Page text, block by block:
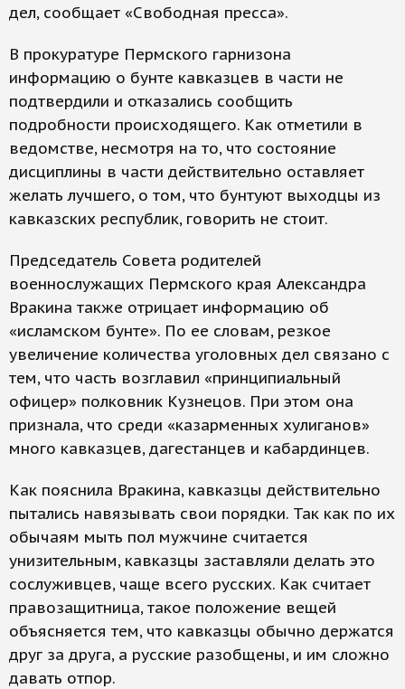
дел, сообщает «Свободная пресса».
В прокуратуре Пермского гарнизона
информацию о бунте кавказцев в части не
подтвердили и отказались сообщить
подробности происходящего. Как отметили в
ведомстве, несмотря на то, что состояние
дисциплины в части действительно оставляет
желать лучшего, о том, что бунтуют выходцы из
кавказских республик, говорить не стоит.
Председатель Совета родителей
военнослужащих Пермского края Александра
Вракина также отрицает информацию об
«исламском бунте». По ее словам, резкое
увеличение количества уголовных дел связано с
тем, что часть возглавил «принципиальный
офицер» полковник Кузнецов. При этом она
признала, что среди «казарменных хулиганов»
много кавказцев, дагестанцев и кабардинцев.
Как пояснила Вракина, кавказцы действительно
пытались навязывать свои порядки. Так как по их
обычаям мыть пол мужчине считается
унизительным, кавказцы заставляли делать это
сослуживцев, чаще всего русских. Как считает
правозащитница, такое положение вещей
объясняется тем, что кавказцы обычно держатся
друг за друга, а русские разобщены, и им сложно
давать отпор.